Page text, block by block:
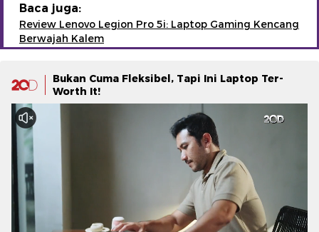
Baca juga:
Review Lenovo Legion Pro 5i: Laptop Gaming Kencang
Berwajah Kalem
Bukan Cuma Fleksibel, Tapi Ini Laptop Ter-
Worth It!